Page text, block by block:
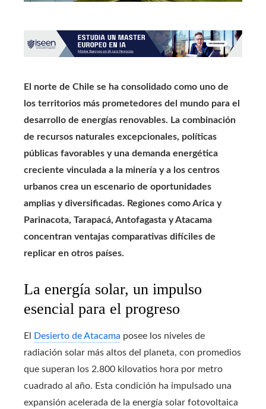
El norte de Chile se ha consolidado como uno de
los territorios más prometedores del mundo para el
desarrollo de energías renovables. La combinación
de recursos naturales excepcionales, políticas
públicas favorables y una demanda energética
creciente vinculada a la minería y a los centros
urbanos crea un escenario de oportunidades
amplias y diversificadas. Regiones como Arica y
Parinacota, Tarapacá, Antofagasta y Atacama
concentran ventajas comparativas difíciles de
replicar en otros países.
La energía solar, un impulso
esencial para el progreso
El Desierto de Atacama posee los niveles de
radiación solar más altos del planeta, con promedios
que superan los 2.800 kilovatios hora por metro
cuadrado al año. Esta condición ha impulsado una
expansión acelerada de la energía solar fotovoltaica